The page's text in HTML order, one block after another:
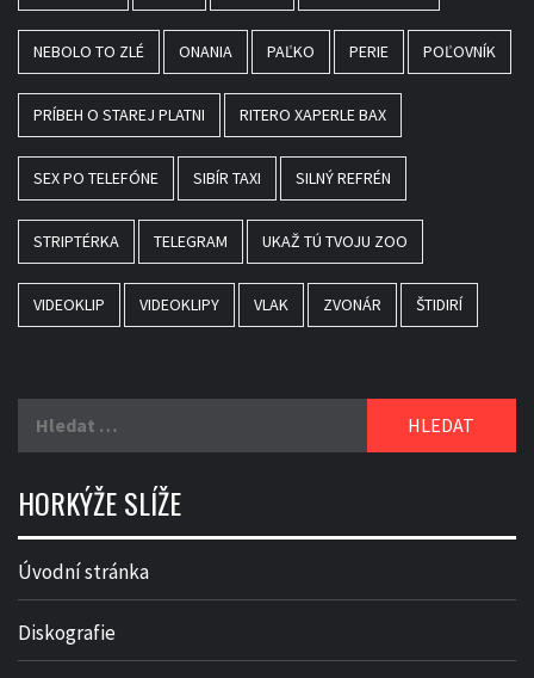
NEBOLO TO ZLÉ ONANIA PAĽKO PERIE POĽOVNÍK
PRÍBEH O STAREJ PLATNI RITERO XAPERLE BAX
SEX PO TELEFÓNE SIBÍR TAXI SILNÝ REFRÉN
STRIPTÉRKA TELEGRAM UKAŽ TÚ TVOJU ZOO
VIDEOKLIP VIDEOKLIPY VLAK ZVONÁR ŠTIDIRÍ
HORKÝŽE SLÍŽE
Úvodní stránka
Diskografie